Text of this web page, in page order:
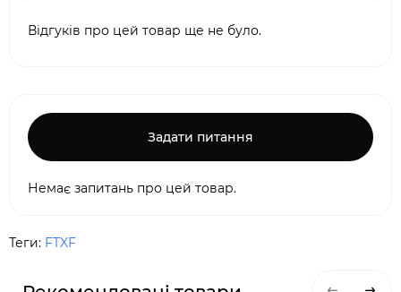
Відгуків про цей товар ще не було.
Задати питання
Немає запитань про цей товар.
Теги: FTXF